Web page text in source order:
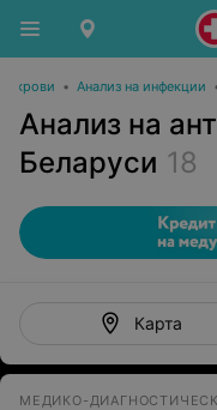
крови • Анализ на инфекции
Анализ на
Беларуси 18
Карта
МЕДИКО-